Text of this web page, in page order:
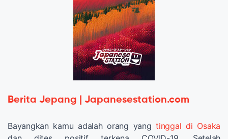
Berita Jepang | Japanesestation.com
Bayangkan kamu adalah orang yangtinggal di Osaka